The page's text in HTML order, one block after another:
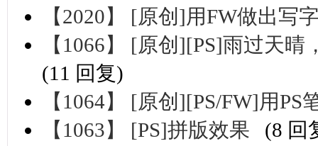
【2020】 [原创]用FW做出写
【1066】 [原创][PS]雨过天
(11 回复)
【1064】 [原创][PS/FW]用
【1063】 [PS]拼版效果
(8 回